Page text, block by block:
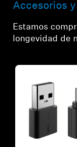
Accesorios
Estamos
longevidad de